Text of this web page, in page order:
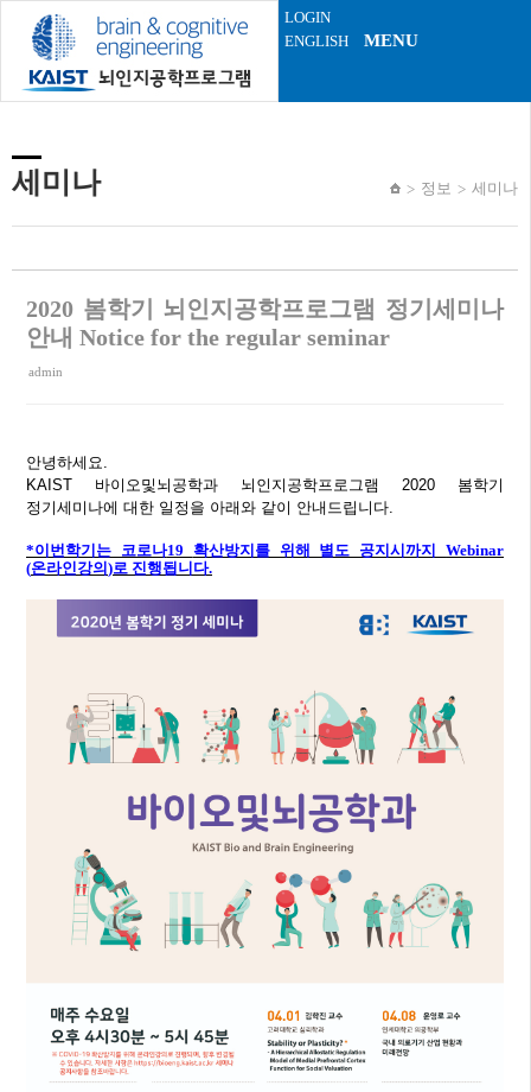
LOGIN
ENGLISH
MENU
세미나 정보 세미나
2020 봄학기 뇌인지공학프로그램 정기세미나
안내 Notice for the regular seminar
admin
안녕하세요.
KAIST 바이오및뇌공학과 뇌인지공학프로그램 2020 봄학기
정기세미나에 대한 일정을 아래와 같이 안내드립니다.
*이번학기는 코로나19 확산방지를 위해 별도 공지시까지Webinar
(온라인강의 )로 진행됩니다.